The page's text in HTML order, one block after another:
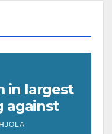
in largest
against